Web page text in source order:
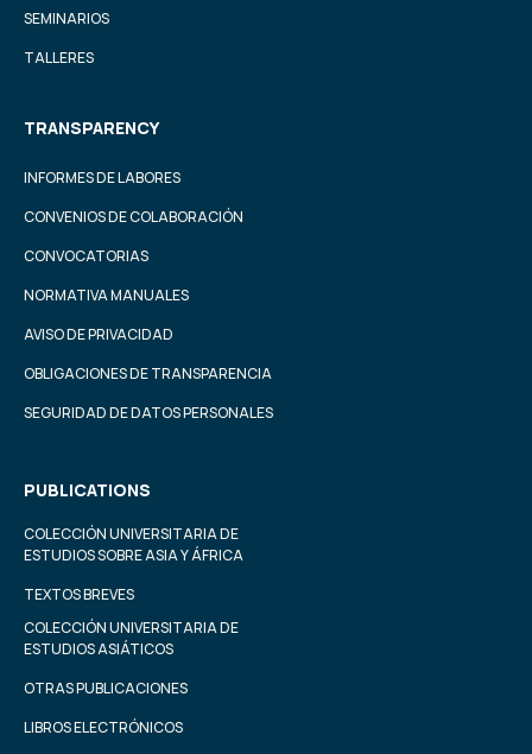
SEMINARIOS
TALLERES
TRANSPARENCY
INFORMES DE LABORES
CONVENIOS DE COLABORACIÓN
CONVOCATORIAS
NORMATIVA MANUALES
AVISO DE PRIVACIDAD
OBLIGACIONES DE TRANSPARENCIA
SEGURIDAD DE DATOS PERSONALES
PUBLICATIONS
COLECCIÓN UNIVERSITARIA DE
ESTUDIOS SOBRE ASIA Y ÁFRICA
TEXTOS BREVES
COLECCIÓN UNIVERSITARIA DE
ESTUDIOS ASIÁTICOS
OTRAS PUBLICACIONES
LIBROS ELECTRÓNICOS